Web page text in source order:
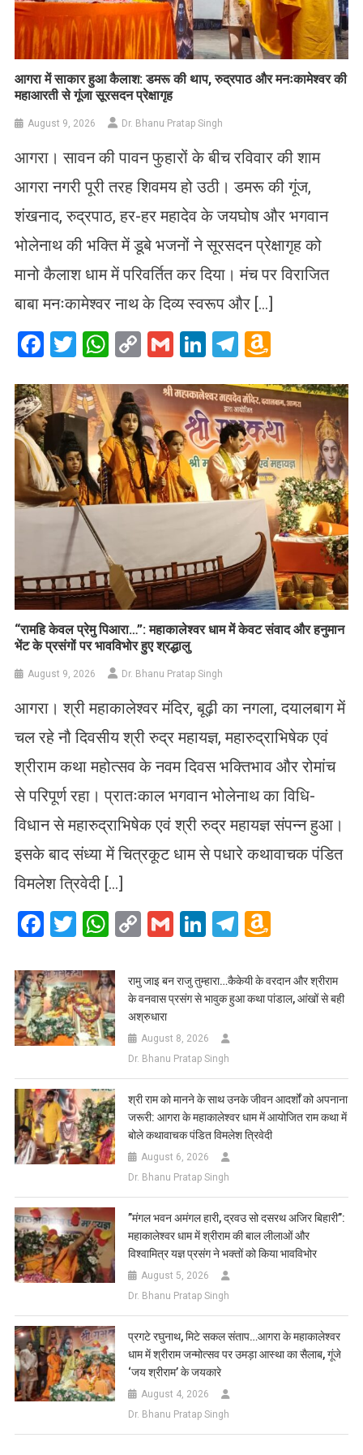
आगरा में साकार हुआ कैलाश: डमरू की थाप, रुद्रपाठ और मनःकामेश्वर की
महाआरती से गूंजा सूरसदन प्रेक्षागृह
August 9, 2026 Dr. Bhanu Pratap Singh
आगरा। सावन की पावन फुहारों के बीच रविवार की शाम
आगरा नगरी पूरी तरह शिवमय हो उठी। डमरू की गूंज,
शंखनाद, रुद्रपाठ, हर-हर महादेव के जयघोष और भगवान
भोलेनाथ की भक्ति में डूबे भजनों ने सूरसदन प्रेक्षागृह को
मानो कैलाश धाम में परिवर्तित कर दिया। मंच पर विराजित
बाबा मनःकामेश्वर नाथ के दिव्य स्वरूप और […]
Facebook
Twitter
WhatsApp
CopyGmailLinkedIn
Telegram
List
​“रामहि केवल प्रेमु पिआरा…”: महाकालेश्वर धाम में केवट संवाद और हनुमान
भेंट के प्रसंगों पर भावविभोर हुए श्रद्धालु
August 9, 2026 Dr. Bhanu Pratap Singh
आगरा। श्री महाकालेश्वर मंदिर, बूढ़ी का नगला, दयालबाग में
चल रहे नौ दिवसीय श्री रुद्र महायज्ञ, महारुद्राभिषेक एवं
श्रीराम कथा महोत्सव के नवम दिवस भक्तिभाव और रोमांच
से परिपूर्ण रहा। प्रातःकाल भगवान भोलेनाथ का विधि-
विधान से महारुद्राभिषेक एवं श्री रुद्र महायज्ञ संपन्न हुआ।
इसके बाद संध्या में चित्रकूट धाम से पधारे कथावाचक पंडित
विमलेश त्रिवेदी […]
Facebook
Twitter
WhatsApp
CopyGmailLinkedIn
Telegram
List
रामु जाइ बन राजु तुम्हारा…कैकेयी के वरदान और श्रीराम
के वनवास प्रसंग से भावुक हुआ कथा पांडाल, आंखों से बही
अश्रुधारा
August 8, 2026
Dr. Bhanu Pratap Singh
​श्री राम को मानने के साथ उनके जीवन आदर्शों को अपनाना
जरूरी: आगरा के महाकालेश्वर धाम में आयोजित राम कथा में
बोले कथावाचक पंडित विमलेश त्रिवेदी
August 6, 2026
Dr. Bhanu Pratap Singh
​”मंगल भवन अमंगल हारी, द्रवउ सो दसरथ अजिर बिहारी”:
महाकालेश्वर धाम में श्रीराम की बाल लीलाओं और
विश्वामित्र यज्ञ प्रसंग ने भक्तों को किया भावविभोर
August 5, 2026
Dr. Bhanu Pratap Singh
प्रगटे रघुनाथ, मिटे सकल संताप…आगरा के महाकालेश्वर
धाम में श्रीराम जन्मोत्सव पर उमड़ा आस्था का सैलाब, गूंजे
‘जय श्रीराम’ के जयकारे
August 4, 2026
Dr. Bhanu Pratap Singh